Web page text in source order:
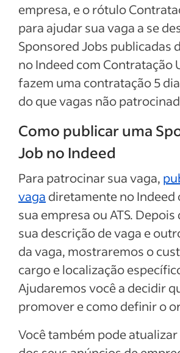
empresa, e o rótulo
para ajudar sua vaga a se
Sponsored Jobs publicadas
no Indeed com Contratação
fazem uma contratação 5
do que vagas não
Como publicar uma
Job no Indeed
Para patrocinar sua vaga,
vaga diretamente no Indeed
sua empresa ou ATS.
sua descrição de vaga e
da vaga, mostraremos o
cargo e localização
Ajudaremos você a decidir
promover e como definir o
Você também pode